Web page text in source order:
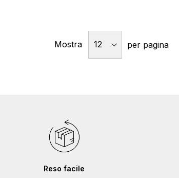
Mostra per pagina
Reso facile